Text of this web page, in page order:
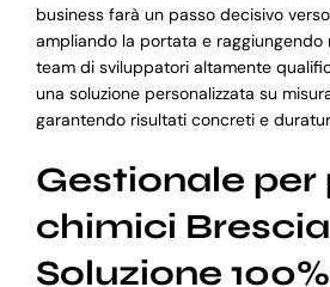
business farà un passo decisivo
ampliando la portata e raggiungendo
team di sviluppatori altamente
una soluzione personalizzata su
garantendo risultati concreti e
Gestionale
chimici Brescia
Soluzione 100%